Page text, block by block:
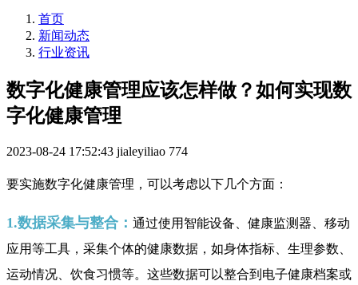
首页
新闻动态
行业资讯
数字化健康管理应该怎样做？如何实现数
字化健康管理
2023-08-24 17:52:43 jialeyiliao 774
要实施数字化健康管理，可以考虑以下几个方面：
1.数据采集与整合： 通过使用智能设备、健康监测器、移动
应用等工具，采集个体的健康数据，如身体指标、生理参数、
运动情况、饮食习惯等。这些数据可以整合到电子健康档案或